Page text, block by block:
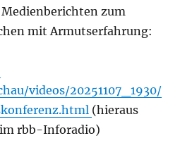
zum
mit Armutserfahrung:
videos/20251107_1930/
(hieraus
rbb-Inforadio)